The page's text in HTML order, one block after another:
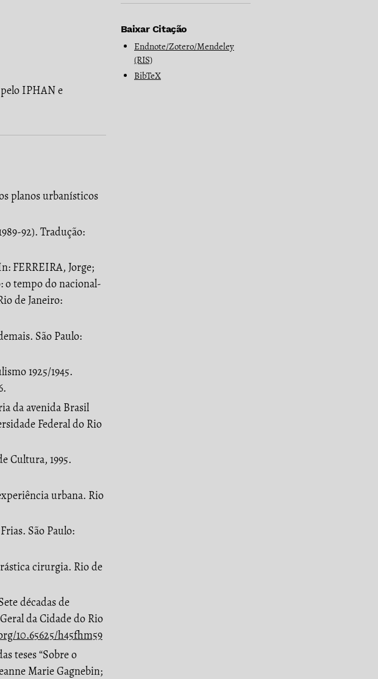
Baixar Citação
Endnote/Zotero/Mendeley
(RIS)
BibTeX
IPHAN e
planos urbanísticos
92). Tradução:
FERREIRA, Jorge;
o tempo do nacional-
de Janeiro:
São Paulo:
1925/1945.
da avenida Brasil
Federal do Rio
Cultura, 1995.
urbana. Rio
São Paulo:
cirurgia. Rio de
décadas de
da Cidade do Rio
10.65625/h45fhm59
teses “Sobre o
Marie Gagnebin;